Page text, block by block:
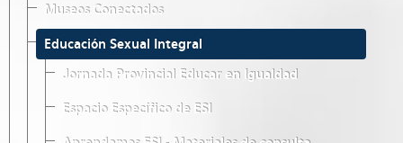
Museos Conectados
Educación Sexual Integral
Jornada Provincial Educar en Igualdad
Espacio Específico de ESI